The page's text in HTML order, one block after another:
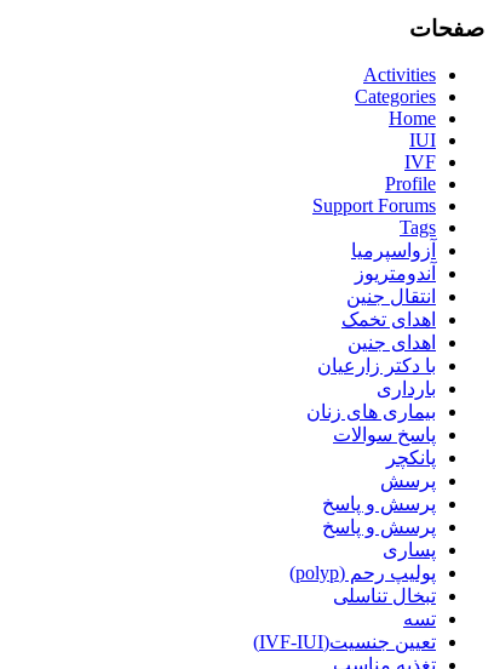
صفحات
Activities
Categories
Home
IUI
IVF
Profile
Support Forums
Tags
آزواسپرمیا
آندومتریوز
انتقال جنین
اهدای تخمک
اهدای جنین
با دکتر زارعیان
بارداری
بیماری های زنان
پاسخ سوالات
پانکچر
پرسش
پرسش و پاسخ
پرسش و پاسخ
پساری
پولیپ رحم (polyp)
تبخال تناسلی
تسه
تعیین جنسیت(IVF-IUI)